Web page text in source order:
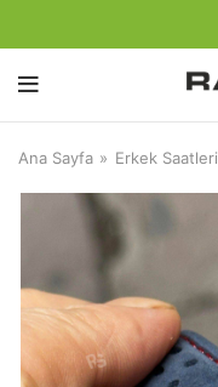
Ana Sayfa Erkek Saatleri